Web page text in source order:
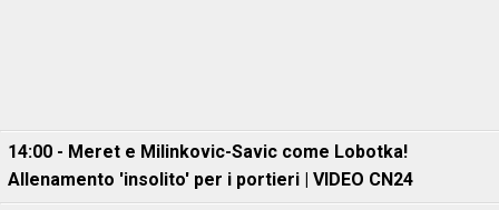
14:00 - Meret e Milinkovic-Savic come Lobotka!
Allenamento 'insolito' per i portieri | VIDEO CN24